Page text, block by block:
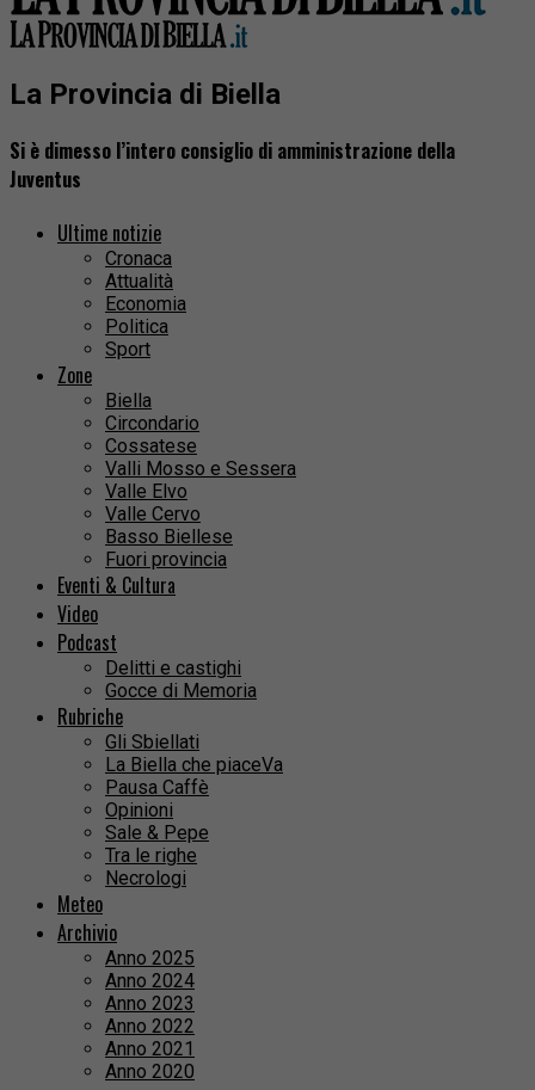
La Provincia di Biella
Si è dimesso l’intero consiglio di amministrazione della
Juventus
Ultime notizie
Cronaca
Attualità
Economia
Politica
Sport
Zone
Biella
Circondario
Cossatese
Valli Mosso e Sessera
Valle Elvo
Valle Cervo
Basso Biellese
Fuori provincia
Eventi & Cultura
Video
Podcast
Delitti e castighi
Gocce di Memoria
Rubriche
Gli Sbiellati
La Biella che piaceVa
Pausa Caffè
Opinioni
Sale & Pepe
Tra le righe
Necrologi
Meteo
Archivio
Anno 2025
Anno 2024
Anno 2023
Anno 2022
Anno 2021
Anno 2020